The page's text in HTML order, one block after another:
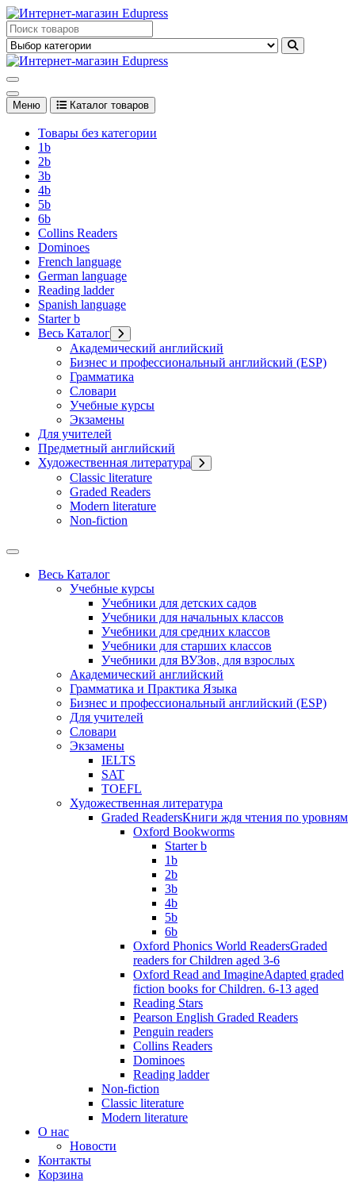
Перейти
к
содержимому
Edupress Uzbekistan, Edupress Узбекистан, книги, учебники на
английском языке
английском языке
Меню Каталог товаров
Товары без категории
1b
2b
3b
4b
5b
6b
Collins Readers
Dominoes
French language
German language
Reading ladder
Spanish language
Starter b
Весь Каталог
Академический английский
Бизнес и профессиональный английский (ESP)
Грамматика
Словари
Учебные курсы
Экзамены
Для учителей
Предметный английский
Художественная литература
Classic literature
Graded Readers
Modern literature
Non-fiction
Весь Каталог
Учебные курсы
Учебники для детских садов
Учебники для начальных классов
Учебники для средних классов
Учебники для старших классов
Учебники для ВУЗов, для взрослых
Академический английский
Грамматика и Практика Языка
Бизнес и профессиональный английский (ESP)
Для учителей
Словари
Экзамены
IELTS
SAT
TOEFL
Художественная литература
Graded ReadersКниги ждя чтения по уровням
Oxford Bookworms
Starter b
1b
2b
3b
4b
5b
6b
Oxford Phonics World ReadersGraded
readers for Children aged 3-6
Oxford Read and ImagineAdapted graded
fiction books for Children. 6-13 aged
Reading Stars
Pearson English Graded Readers
Penguin readers
Collins Readers
Dominoes
Reading ladder
Non-fiction
Classic literature
Modern literature
О нас
Новости
Контакты
Корзина